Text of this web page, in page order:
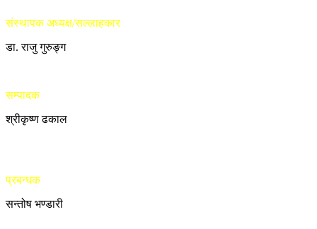
संस्थापक अध्यक्ष/सल्लाहकार
डा. राजु गुरुङ्ग
सम्पादक
श्रीकृष्ण ढकाल
प्रबन्धक
सन्तोष भण्डारी